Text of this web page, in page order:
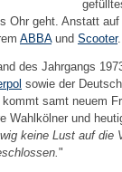
Ohr geht. Anstatt
ABBAund Scooter.
des Jahrgangs
sowie der
samt neuem
Wahlkölner und
keine Lust auf die
"